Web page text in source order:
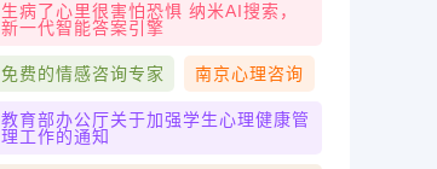
生病了心里很害怕恐惧 纳米AI搜索，
新一代智能答案引擎
免费的情感咨询专家 南京心理咨询
教育部办公厅关于加强学生心理健康管
理工作的通知